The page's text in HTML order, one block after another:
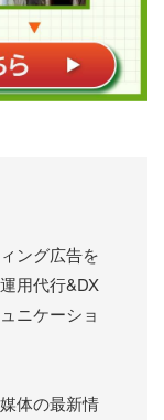
ング広告を
用代行&DX
ニケーショ
体の最新情